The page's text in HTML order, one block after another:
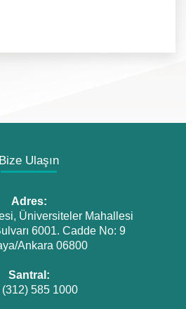
Bize Ulaşın
Adres:
Üniversiteler Mahallesi
6001. Cadde No: 9
Ankara 06800
Santral:
(312) 585 1000